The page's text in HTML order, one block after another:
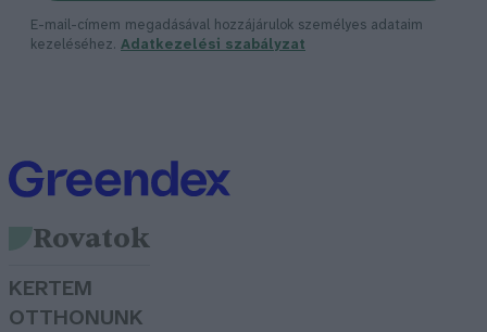
E-mail-címem megadásával hozzájárulok személyes adataim
kezeléséhez. Adatkezelési szabályzat
Rovatok
KERTEM
OTTHONUNK